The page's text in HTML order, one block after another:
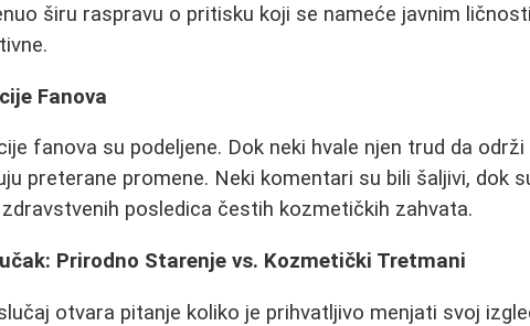
širu raspravu o pritisku koji se nameće javnim
Fanova
fanova su podeljene. Dok neki hvale njen trud da
preterane promene. Neki komentari su bili šaljivi, dok
posledica čestih kozmetičkih zahvata.
Prirodno Starenje vs. Kozmetički Tretmani
otvara pitanje koliko je prihvatljivo menjati svoj